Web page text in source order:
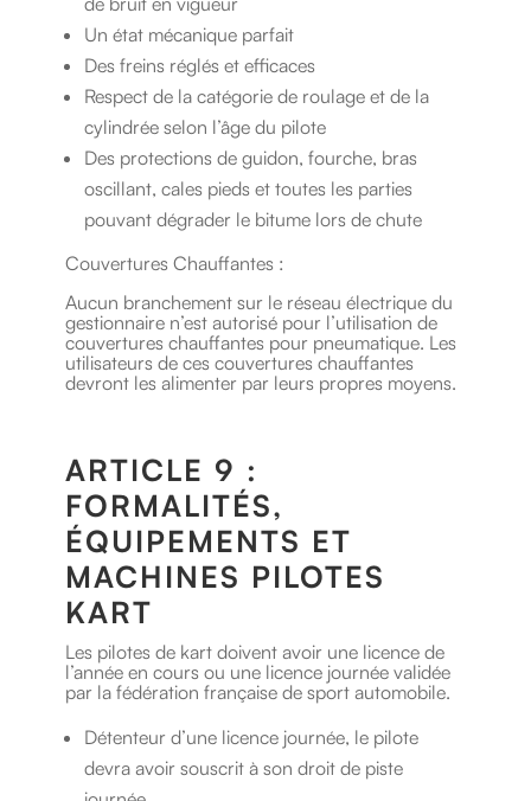
Un état mécanique parfait
Des freins réglés et efficaces
Respect de la catégorie de roulage et de la
cylindrée selon l’âge du pilote
Des protections de guidon, fourche, bras
oscillant, cales pieds et toutes les parties
pouvant dégrader le bitume lors de chute
Couvertures Chauffantes :
Aucun branchement sur le réseau électrique du
gestionnaire n’est autorisé pour l’utilisation de
couvertures chauffantes pour pneumatique. Les
utilisateurs de ces couvertures chauffantes
devront les alimenter par leurs propres moyens.
ARTICLE 9 :
FORMALITÉS,
ÉQUIPEMENTS ET
MACHINES PILOTES
KART
Les pilotes de kart doivent avoir une licence de
l’année en cours ou une licence journée validée
par la fédération française de sport automobile.
Détenteur d’une licence journée, le pilote
devra avoir souscrit à son droit de piste